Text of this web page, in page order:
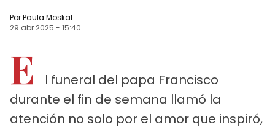
PorPaula Moskal
29 abr 2025 - 15:40
E
l funeral del papa Francisco
durante el fin de semana llamó la
atención no solo por el amor que inspiró,